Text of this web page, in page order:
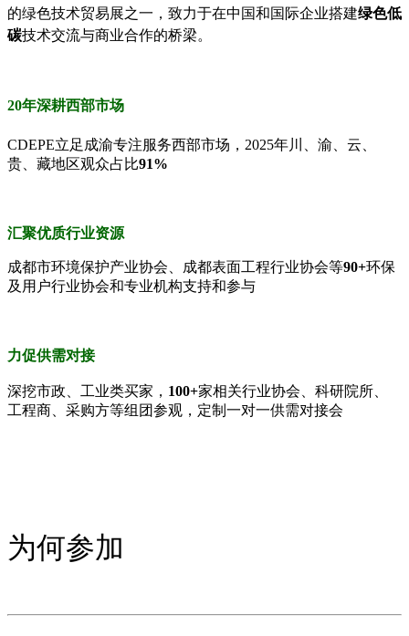
的绿色技术贸易展之一，致力于在中国和国际企业搭建绿色低
碳技术交流与商业合作的桥梁。
20年深耕西部市场
CDEPE立足成渝专注服务西部市场，2025年川、渝、云、
贵、藏地区观众占比91%
汇聚优质行业资源
成都市环境保护产业协会、成都表面工程行业协会等90+环保
及用户行业协会和专业机构支持和参与
力促供需对接
深挖市政、工业类买家， 100+家相关行业协会、科研院所、
工程商、采购方等组团参观，定制一对一供需对接会
为何参加